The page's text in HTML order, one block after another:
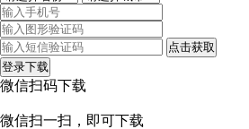
点击获取
登录下载
微信扫码下载
微信扫一扫，即可下载